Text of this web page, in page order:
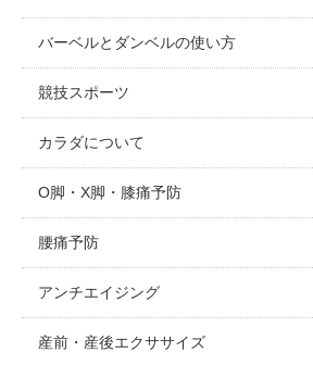
バーベルとダンベルの使い方
競技スポーツ
カラダについて
O脚・X脚・膝痛予防
腰痛予防
アンチエイジング
産前・産後エクササイズ